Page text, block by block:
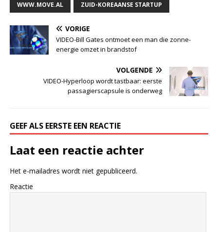
WWW.MOVE.AL ZUID-KOREAANSE STARTUP
VORIGE
VIDEO-Bill Gates ontmoet een man die zonne-
energie omzet in brandstof
VOLGENDE
VIDEO-Hyperloop wordt tastbaar: eerste
passagierscapsule is onderweg
GEEF ALS EERSTE EEN REACTIE
Laat een reactie achter
Het e-mailadres wordt niet gepubliceerd.
Reactie